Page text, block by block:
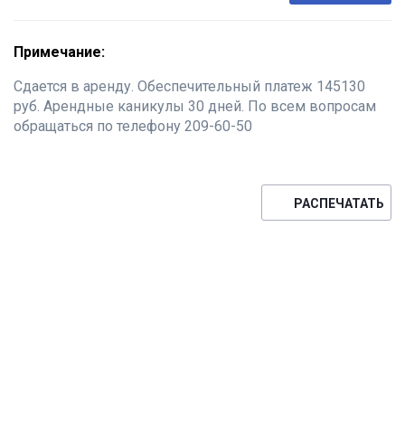
Примечание:
Сдается в аренду. Обеспечительный платеж 145130
руб. Арендные каникулы 30 дней. По всем вопросам
обращаться по телефону 209-60-50
РАСПЕЧАТАТЬ